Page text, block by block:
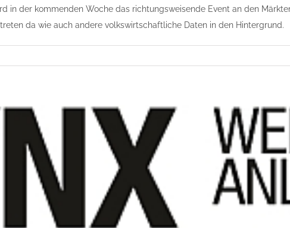
in der kommenden Woche das richtungsweisende Event an den
da wie auch andere volkswirtschaftliche Daten in den Hintergrund.